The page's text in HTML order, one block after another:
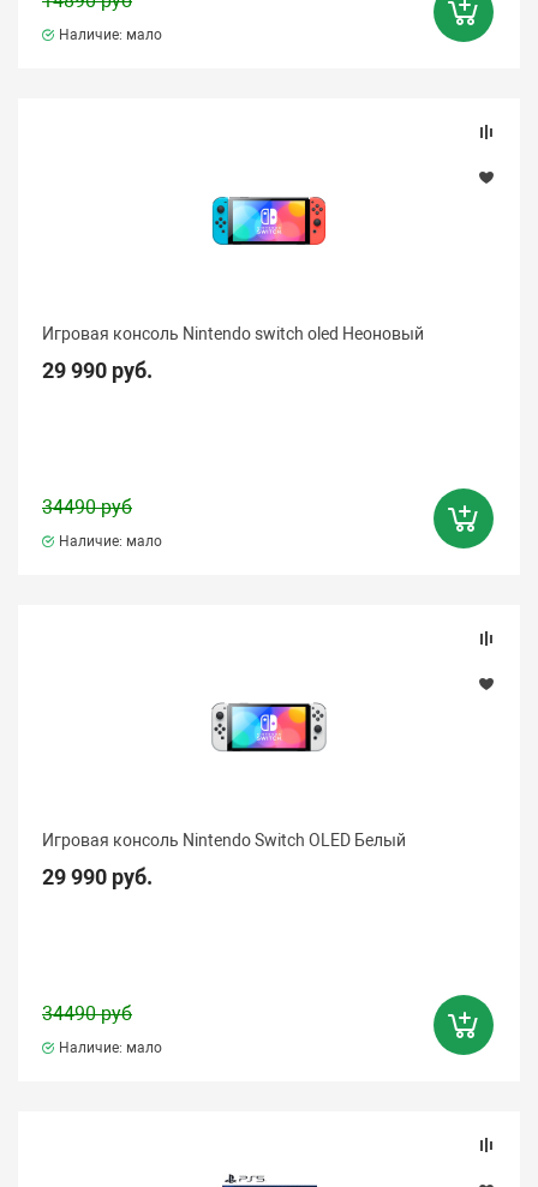
Наличие: мало
Игровая консоль Nintendo switch oled Неоновый
29 990 руб.
34490 руб
Наличие: мало
Игровая консоль Nintendo Switch OLED Белый
29 990 руб.
34490 руб
Наличие: мало